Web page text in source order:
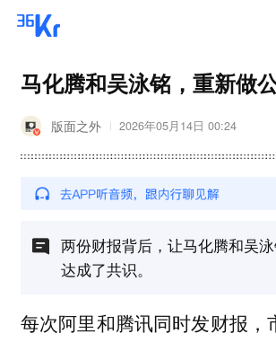
马化腾和吴泳铭，重新做
版面之外 2026年05月14日 00:24
两份财报背后，让马化腾和吴
达成了共识。
每次阿里和腾讯同时发财报，